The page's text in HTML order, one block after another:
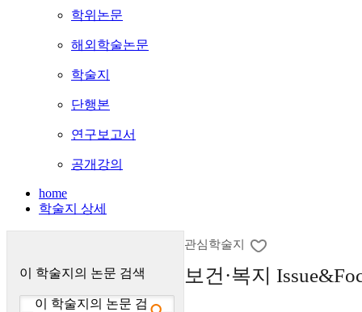
학위논문
해외학술논문
학술지
단행본
연구보고서
공개강의
home
학술지 상세
이 학술지의 논문 검색
이 학술지의 논문 검
관심학술지
보건·복지